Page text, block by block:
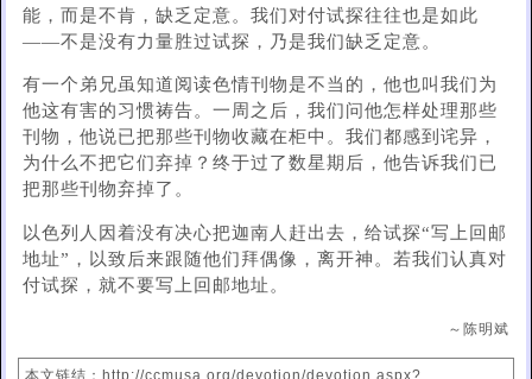
能，而是不肯，缺乏定意。我们对付试探往往也是如此
——不是没有力量胜过试探，乃是我们缺乏定意。
有一个弟兄虽知道阅读色情刊物是不当的，他也叫我们为
他这有害的习惯祷告。一周之后，我们问他怎样处理那些
刊物，他说已把那些刊物收藏在柜中。我们都感到诧异，
为什么不把它们弃掉？终于过了数星期后，他告诉我们已
把那些刊物弃掉了。
以色列人因着没有决心把迦南人赶出去，给试探“写上回邮
地址”，以致后来跟随他们拜偶像，离开神。若我们认真对
付试探，就不要写上回邮地址。
～陈明斌
本文链结：http://ccmusa.org/devotion/devotion.aspx?